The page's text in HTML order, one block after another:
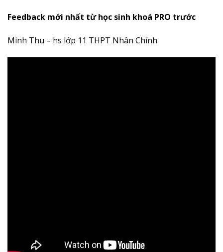
Feedback mới nhất từ học sinh khoá PRO trước
Minh Thu – hs lớp 11 THPT Nhân Chính